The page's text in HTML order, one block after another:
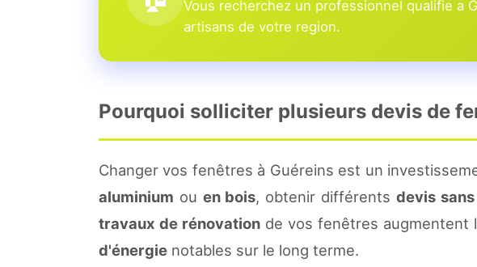
Vous recherchez un professionnel qualifie a
artisans de votre region.
Pourquoi solliciter plusieurs devis de
Changer vos fenêtres à Guéreins est un
aluminium ou en bois, obtenir différents devis
travaux de rénovationde vos fenêtres augmentent
d'énergie notables sur le long terme.